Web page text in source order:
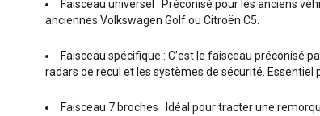
Faisceau universel : Préconisé pour les anciens
anciennes Volkswagen Golf ou Citroën C5.
Faisceau spécifique : C'est le faisceau préconisé
radars de recul et les systèmes de sécurité.
Faisceau 7 broches : Idéal pour tracter une